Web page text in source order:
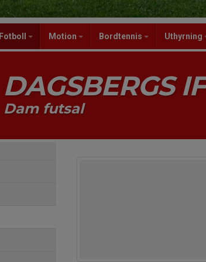
Fotboll Motion Bordtennis Uthyrning
DAGSBERGS IF
Dam futsal